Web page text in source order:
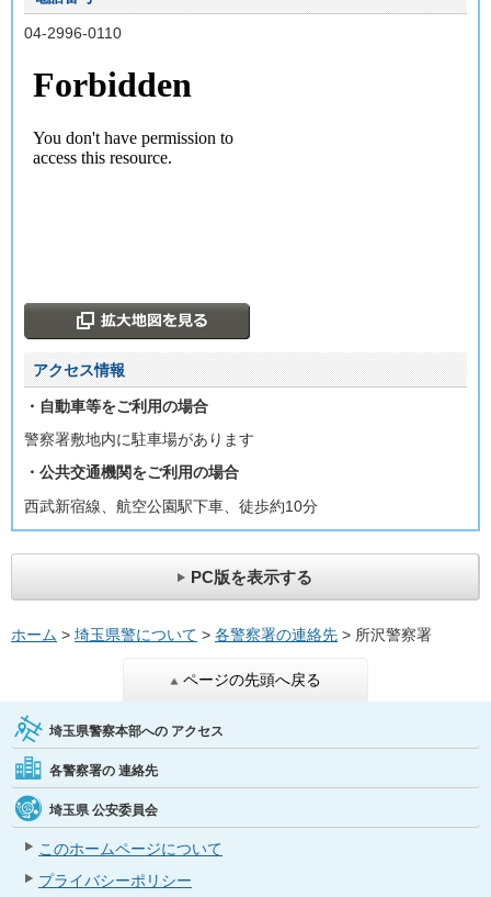
04-2996-0110
アクセス情報
・自動車等をご利用の場合
警察署敷地内に駐車場があります
・公共交通機関をご利用の場合
西武新宿線、航空公園駅下車、徒歩約10分
PC版を表示する
ホーム > 埼玉県警について > 各警察署の連絡先 > 所沢警察署
ページの先頭へ戻る
埼玉県警察本部への アクセス
各警察署の 連絡先
埼玉県 公安委員会
このホームページについて
プライバシーポリシー